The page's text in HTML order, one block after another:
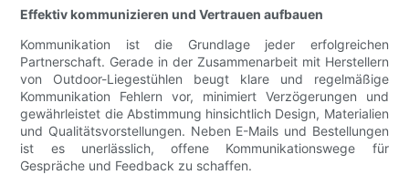
Effektiv kommunizieren und Vertrauen aufbauen
Kommunikation ist die Grundlage jeder erfolgreichen
Partnerschaft. Gerade in der Zusammenarbeit mit Herstellern
von Outdoor-Liegestühlen beugt klare und regelmäßige
Kommunikation Fehlern vor, minimiert Verzögerungen und
gewährleistet die Abstimmung hinsichtlich Design, Materialien
und Qualitätsvorstellungen. Neben E-Mails und Bestellungen
ist es unerlässlich, offene Kommunikationswege für
Gespräche und Feedback zu schaffen.